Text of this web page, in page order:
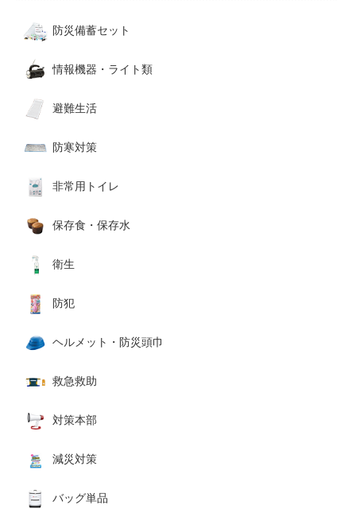
防災備蓄セット
情報機器・ライト類
避難生活
防寒対策
非常用トイレ
保存食・保存水
衛生
防犯
ヘルメット・防災頭巾
救急救助
対策本部
減災対策
バッグ単品